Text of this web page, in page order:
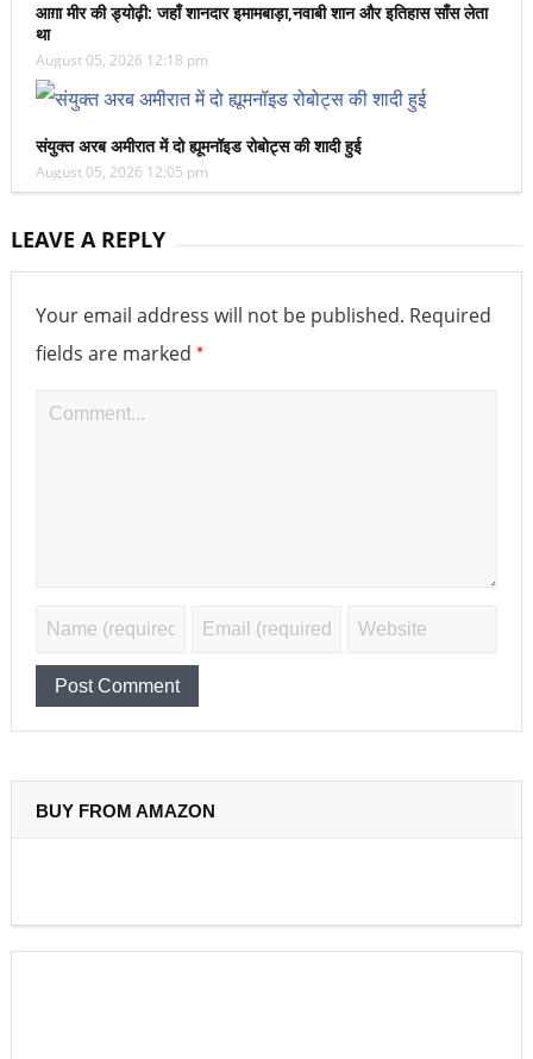
आग़ा मीर की ड्योढ़ी: जहाँ शानदार इमामबाड़ा,नवाबी शान और इतिहास साँस लेता
था
August 05, 2026 12:18 pm
संयुक्त अरब अमीरात में दो ह्यूमनॉइड रोबोट्स की शादी हुई
August 05, 2026 12:05 pm
LEAVE A REPLY
Your email address will not be published. Required
fields are marked *
BUY FROM AMAZON